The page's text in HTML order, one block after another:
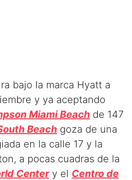
bajo la marca Hyatt a
y ya aceptando
Miami Beach de 147
Beach goza de una
en la calle 17 y la
a pocas cuadras de la
Centery el Centro de